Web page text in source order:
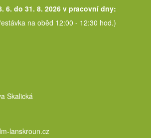
6. do 31. 8. 2026 v pracovní dny:
na oběd 12:00 - 12:30 hod.)
Skalická
lanskroun.cz